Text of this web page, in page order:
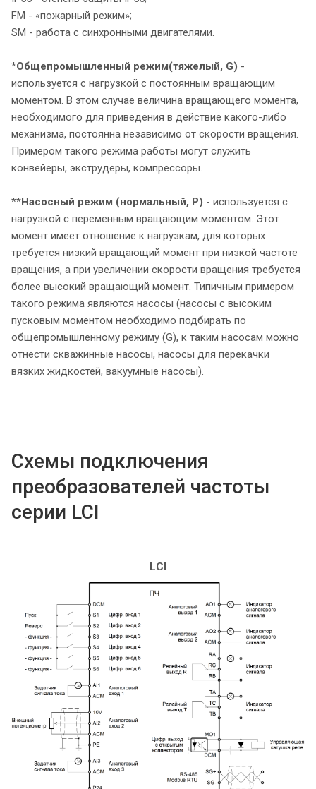
FM - «пожарный режим»;
SM - работа с синхронными двигателями.
*Общепромышленный режим(тяжелый, G) -
используется с нагрузкой с постоянным вращающим
моментом. В этом случае величина вращающего момента,
необходимого для приведения в действие какого-либо
механизма, постоянна независимо от скорости вращения.
Примером такого режима работы могут служить
конвейеры, экструдеры, компрессоры.
**Насосный режим (нормальный, P) - используется с
нагрузкой с переменным вращающим моментом. Этот
момент имеет отношение к нагрузкам, для которых
требуется низкий вращающий момент при низкой частоте
вращения, а при увеличении скорости вращения требуется
более высокий вращающий момент. Типичным примером
такого режима являются насосы (насосы с высоким
пусковым моментом необходимо подбирать по
общепромышленному режиму (G), к таким насосам можно
отнести скважинные насосы, насосы для перекачки
вязких жидкостей, вакуумные насосы).
Схемы подключения
преобразователей частоты
серии LCI
LCI